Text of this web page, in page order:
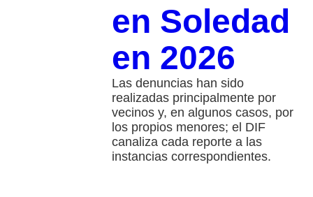
en Soledad
en 2026
Las denuncias han sido
realizadas principalmente por
vecinos y, en algunos casos, por
los propios menores; el DIF
canaliza cada reporte a las
instancias correspondientes.